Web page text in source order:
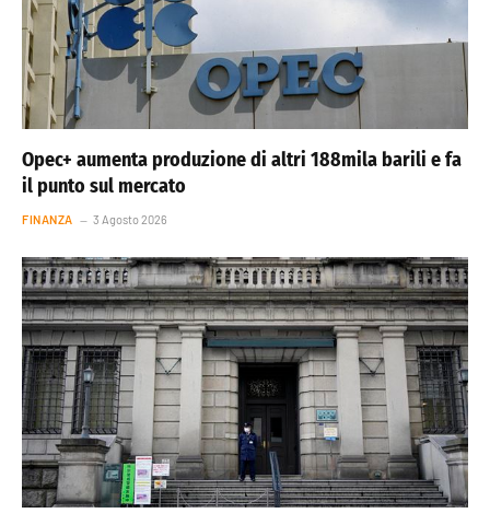
Opec+ aumenta produzione di altri 188mila barili e fa
il punto sul mercato
FINANZA 3 Agosto 2026